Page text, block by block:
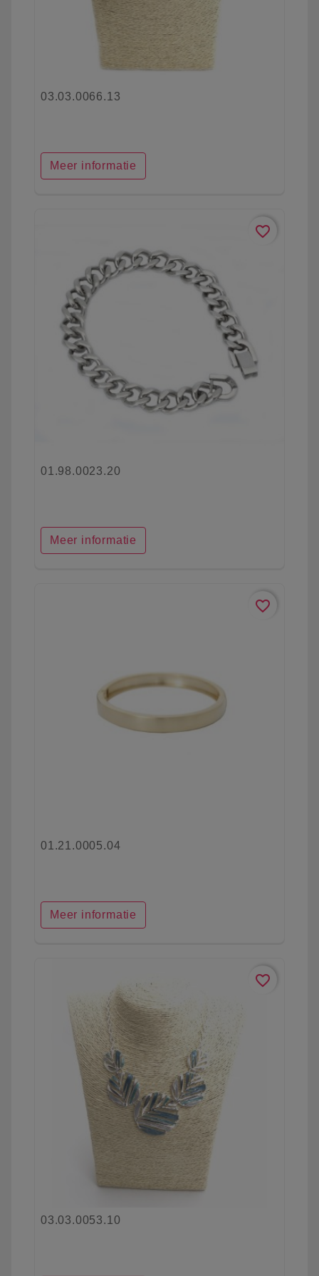
03.03.0066.13
Meer informatie
favorite_border
01.98.0023.20
Meer informatie
favorite_border
01.21.0005.04
Meer informatie
favorite_border
03.03.0053.10